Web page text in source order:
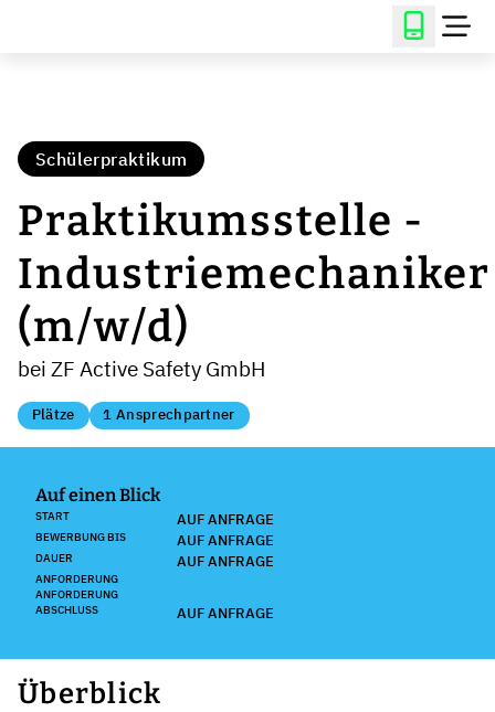
Schülerpraktikum
Praktikumsstelle -
Industriemechaniker
(m/w/d)
bei ZF Active Safety GmbH
Plätze 1 Ansprechpartner
Auf einen Blick
START AUF ANFRAGE
BEWERBUNG BIS AUF ANFRAGE
DAUER AUF ANFRAGE
ANFORDERUNG
ANFORDERUNG
ABSCHLUSS
AUF ANFRAGE
Überblick